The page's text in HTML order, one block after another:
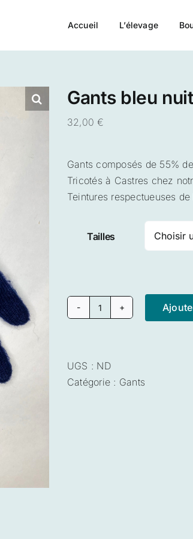
Accueil L’élevage
Gants bleu nuit
32,00€
Gants composés de 55%
Tricotés à Castres chez
Teintures respectueuses de
Tailles
quantité
bleu
nuit
UGS : ND
Catégorie : Gants